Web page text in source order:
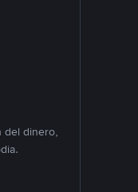
del dinero,